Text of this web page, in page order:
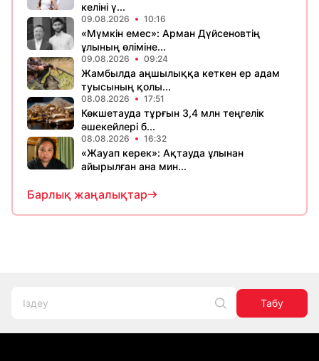
келіні ү...
09.08.2026 10:16
«Мүмкін емес»: Арман Дүйсеновтің
ұлының өліміне...
09.08.2026 09:24
Жамбылда аңшылыққа кеткен ер адам
туысының қолы...
08.08.2026 17:51
Көкшетауда тұрғын 3,4 млн теңгелік
әшекейлері б...
08.08.2026 16:32
«Жауап керек»: Ақтауда ұлынан
айырылған ана мин...
Барлық жаңалықтар
Табу